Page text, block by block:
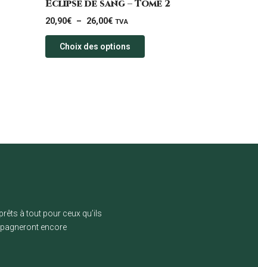
Éclipse de sang – Tome 2
20,90€ – 26,00€ TVA
Choix des options
à tout pour ceux qu’ils
encore